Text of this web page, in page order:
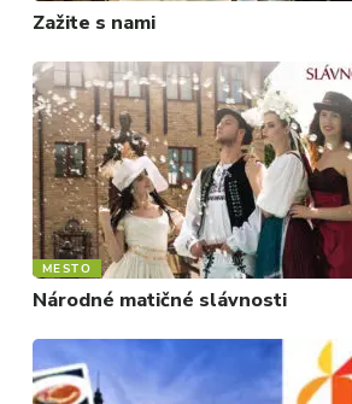
Zažite s nami
MESTO
Národné matičné slávnosti